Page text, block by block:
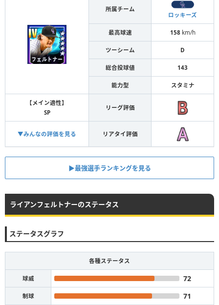
所属チーム
ロッキーズ
最高球速 158 km/h
ツーシーム D
総合投球値 143
能力型 スタミナ
【メイン適性】
SP
リーグ評価
▼みんなの評価を見る リアタイ評価
▶︎最強選手ランキングを見る
ライアンフェルトナーのステータス
ステータスグラフ
各種ステータス
球威 72
制球 71